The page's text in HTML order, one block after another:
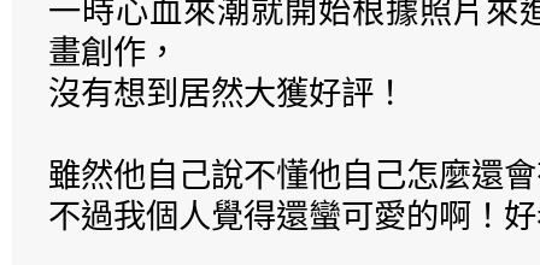
一時心血來潮就開始根據照片來
畫創作，
沒有想到居然大獲好評！
雖然他自己說不懂他自己怎麼還
不過我個人覺得還蠻可愛的啊！